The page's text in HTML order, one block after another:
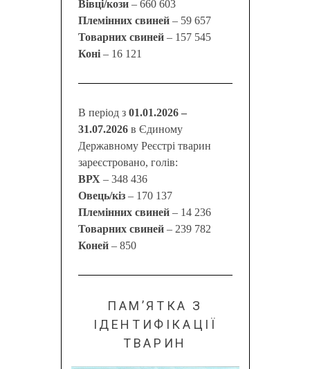
Вівці/кози– 660 603
Племінних свиней– 59 657
Товарних свиней – 157 545
Коні– 16 121
В період з01.01.2026 –
31.07.2026 в Єдиному
Державному Реєстрі тварин
зареєстровано, голів:
ВРХ – 348 436
Овець/кіз– 170 137
Племінних свиней– 14 236
Товарних свиней– 239 782
Коней– 850
ПАМ’ЯТКА З
ІДЕНТИФІКАЦІЇ
ТВАРИН